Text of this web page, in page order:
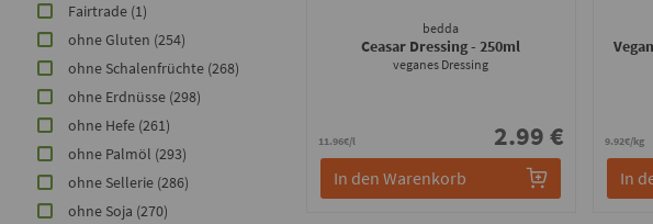
Fairtrade (1)
ohne Gluten (254)
ohne Schalenfrüchte (268)
ohne Erdnüsse (298)
ohne Hefe (261)
ohne Palmöl (293)
ohne Sellerie (286)
ohne Soja (270)
bedda
Ceasar Dressing- 250ml
veganes Dressing
11.96€/l 2.99 €
In den Warenkorb
9.92€/kg
In